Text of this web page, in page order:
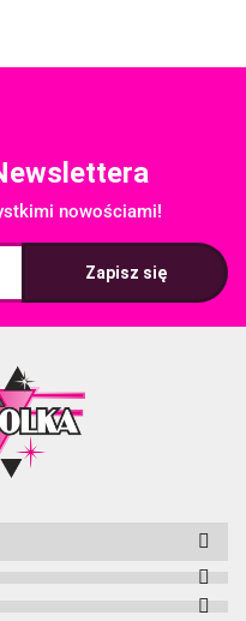
nowościami!